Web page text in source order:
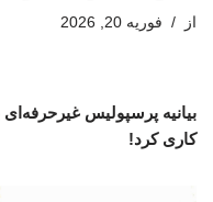
از فوریه 20, 2026
بیانیه پرسپولیس غیرحرفه‌ای
کاری کرد!